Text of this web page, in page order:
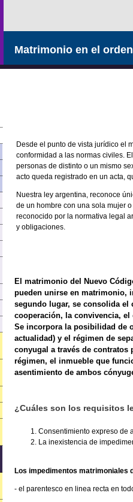
Matrimonio en el
Desde el punto de vista jurídico el
conformidad a las normas civiles.
personas de distinto o un mismo
acto queda registrado en un acta,
Nuestra ley argentina, reconoce
de un hombre con una sola mujer
reconocido por la normativa legal
y obligaciones.
El matrimonio del Nuevo
pueden unirse en matrimonio,
segundo lugar, se consolida el
cooperación, la convivencia,
Se incorpora la posibilidad de
actualidad) y el régimen de
conyugal a través de contratos
régimen, el inmueble que
asentimiento de ambos
¿Cuáles son los requisitos
Consentimiento expreso de
La inexistencia de
Los impedimentos matrimoniales
- el parentesco en linea recta en